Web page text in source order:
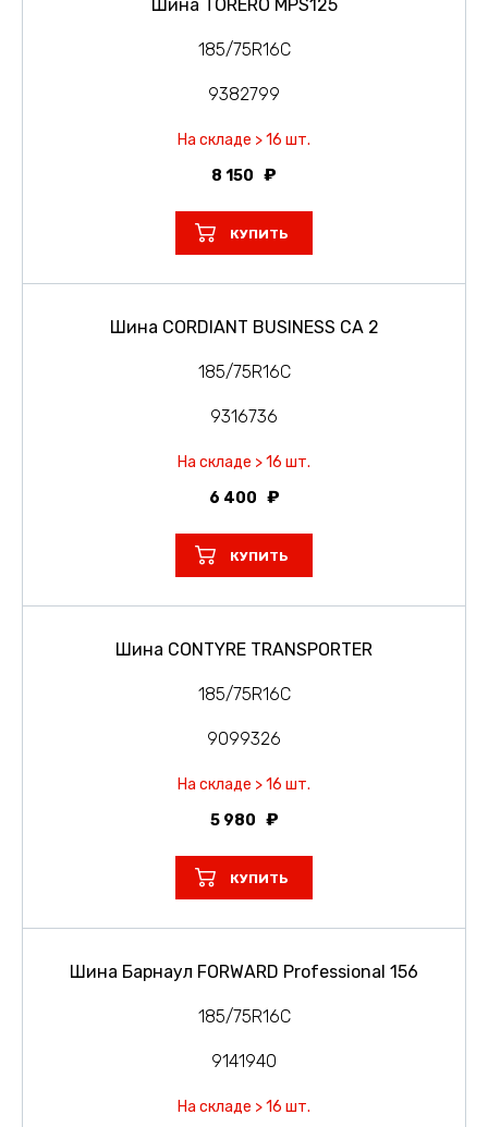
Шина TORERO MPS125
185/75R16C
9382799
На складе > 16 шт.
8 150
КУПИТЬ
Шина CORDIANT BUSINESS CA 2
185/75R16C
9316736
На складе > 16 шт.
6 400
КУПИТЬ
Шина CONTYRE TRANSPORTER
185/75R16C
9099326
На складе > 16 шт.
5 980
КУПИТЬ
Шина Барнаул FORWARD Professional 156
185/75R16C
9141940
На складе > 16 шт.